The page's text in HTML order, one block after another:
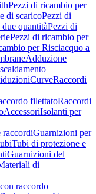
Pezzi di ricambio per
di scaricoPezzi di
quantitàPezzi di
Pezzi di ricambio per
per Risciacquo a
Adduzione
CurveRaccordi
filettatoRaccordi
AccessoriIsolanti per
raccordiGuarnizioni per
Tubi di protezione e
Guarnizioni del
di
raccordo